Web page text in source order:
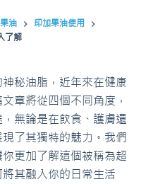
油
印加果油使用
了解
秘油脂，近年來在健康
章將從四個不同角度，
無論是在飲食、護膚還
了其獨特的魅力。我們
更加了解這個被稱為超
其融入你的日常生活